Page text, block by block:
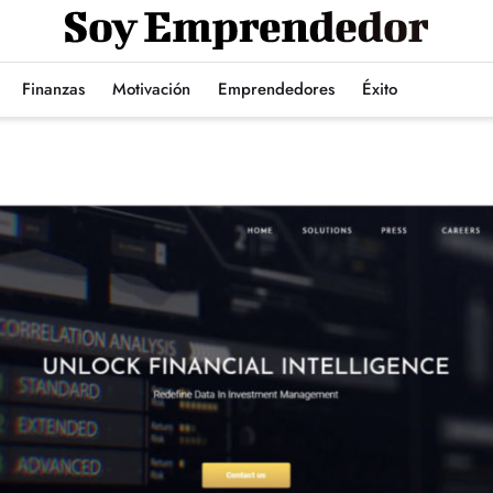
Finanzas Motivación Emprendedores Éxito